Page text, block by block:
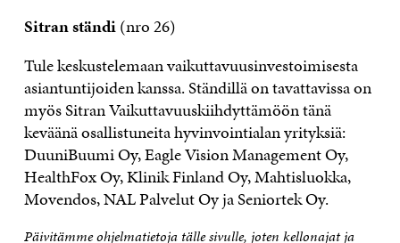
Sitran ständi(nro 26)
Tule keskustelemaan vaikuttavuusinvestoimisesta
asiantuntijoiden kanssa. Ständillä on tavattavissa on
myös Sitran Vaikuttavuuskiihdyttämöön tänä
keväänä osallistuneita hyvinvointialan yrityksiä:
DuuniBuumi Oy, Eagle Vision Management Oy,
HealthFox Oy, Klinik Finland Oy, Mahtisluokka,
Movendos, NAL Palvelut Oy ja Seniortek Oy.
Päivitämme ohjelmatietoja tälle sivulle, joten kellonajat ja